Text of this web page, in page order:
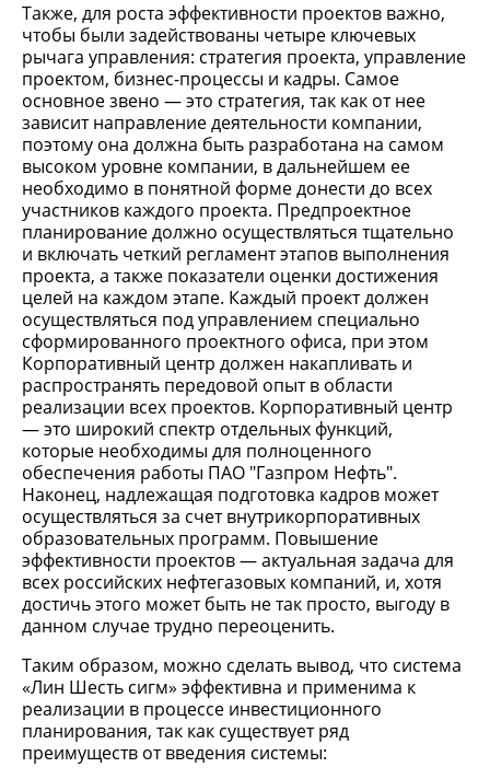
Также, для роста эффективности проектов важно,
чтобы были задействованы четыре ключевых
рычага управления: стратегия проекта, управление
проектом, бизнес-процессы и кадры. Самое
основное звено — это стратегия, так как от нее
зависит направление деятельности компании,
поэтому она должна быть разработана на самом
высоком уровне компании, в дальнейшем ее
необходимо в понятной форме донести до всех
участников каждого проекта. Предпроектное
планирование должно осуществляться тщательно
и включать четкий регламент этапов выполнения
проекта, а также показатели оценки достижения
целей на каждом этапе. Каждый проект должен
осуществляться под управлением специально
сформированного проектного офиса, при этом
Корпоративный центр должен накапливать и
распространять передовой опыт в области
реализации всех проектов. Корпоративный центр
— это широкий спектр отдельных функций,
которые необходимы для полноценного
обеспечения работы ПАО "Газпром Нефть".
Наконец, надлежащая подготовка кадров может
осуществляться за счет внутрикорпоративных
образовательных программ. Повышение
эффективности проектов — актуальная задача для
всех российских нефтегазовых компаний, и, хотя
достичь этого может быть не так просто, выгоду в
данном случае трудно переоценить.
Таким образом, можно сделать вывод, что система
«Лин Шесть сигм» эффективна и применима к
реализации в процессе инвестиционного
планирования, так как существует ряд
преимуществ от введения системы: